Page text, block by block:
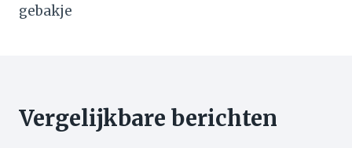
gebakje
Vergelijkbare berichten